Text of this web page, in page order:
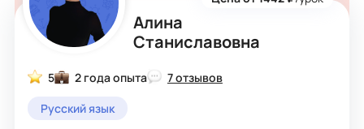
Алина
Станиславовна
5 2 года опыта
7 отзывов
Русский язык